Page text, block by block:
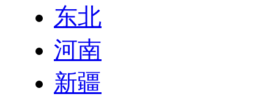
东北
河南
新疆